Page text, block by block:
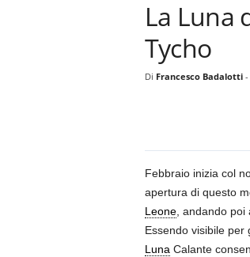
La Luna
Tycho
Di Francesco Badalotti-
Febbraio inizia col
apertura di questo
Leone, andando poi
Essendo visibile
LunaCalante